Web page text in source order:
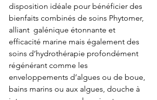
disposition idéale pour bénéficier des
bienfaits combinés de soins Phytomer,
alliant  galénique étonnante et
efficacité marine mais également des
soins d’hydrothérapie profondément
régénérant comme les
enveloppements d’algues ou de boue,
bains marins ou aux algues, douche à